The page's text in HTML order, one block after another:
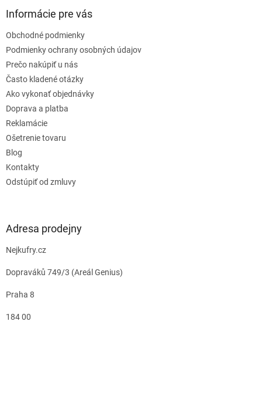
Informácie pre vás
Obchodné podmienky
Podmienky ochrany osobných údajov
Prečo nakúpiť u nás
Často kladené otázky
Ako vykonať objednávky
Doprava a platba
Reklamácie
Ošetrenie tovaru
Blog
Kontakty
Odstúpiť od zmluvy
Adresa prodejny
Nejkufry.cz
Dopraváků 749/3 (Areál Genius)
Praha 8
184 00